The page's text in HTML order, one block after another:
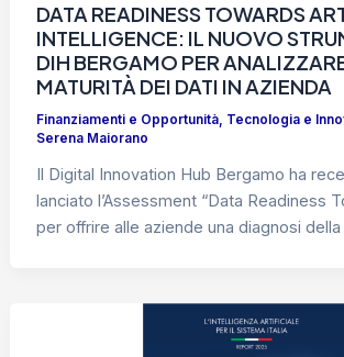
DATA READINESS TOWARDS
INTELLIGENCE: IL NUOVO
DIH BERGAMO PER
MATURITÀ DEI DATI IN AZIENDA
Finanziamenti e Opportunità, Tecnologia e
Serena Maiorano
Il Digital Innovation Hub Bergamo ha
lanciato l’Assessment “Data Readiness
per offrire alle aziende una diagnosi